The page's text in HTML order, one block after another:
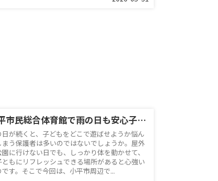
小平市民総合体育館で雨の日も安心子連れレジャー！周辺情報と便利な利用のコツを紹介
日が続くと、子どもをどこで遊ばせようか悩ん
まう保護者は多いのではないでしょうか。屋外
園に行けない日でも、しっかり体を動かせて、
ともにリフレッシュできる場所があると心強い
です。そこで今回は、小平市周辺で...